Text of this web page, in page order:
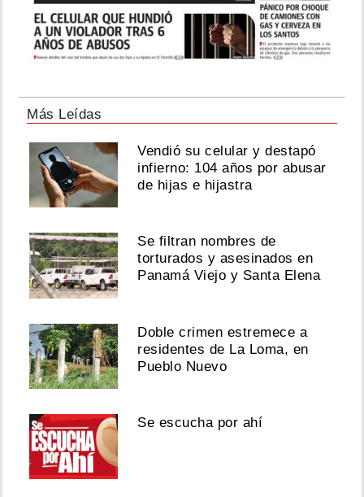
Más Leídas
Vendió su celular y destapó
infierno: 104 años por abusar
de hijas e hijastra
Se filtran nombres de
torturados y asesinados en
Panamá Viejo y Santa Elena
Doble crimen estremece a
residentes de La Loma, en
Pueblo Nuevo
Se escucha por ahí